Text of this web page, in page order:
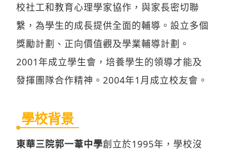
校社工和教育心理學家協作，與家長密切聯
繫，為學生的成長提供全面的輔導。設立多個
獎勵計劃、正向價值觀及學業輔導計劃。
2001年成立學生會，培養學生的領導才能及
發揮團隊合作精神。2004年1月成立校友會。
學校背景
東華三院郭一葦中學創立於1995年，學校沒